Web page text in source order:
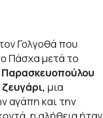
Γολγοθά που
Πάσχα μετά το
μια
αγάπη και την